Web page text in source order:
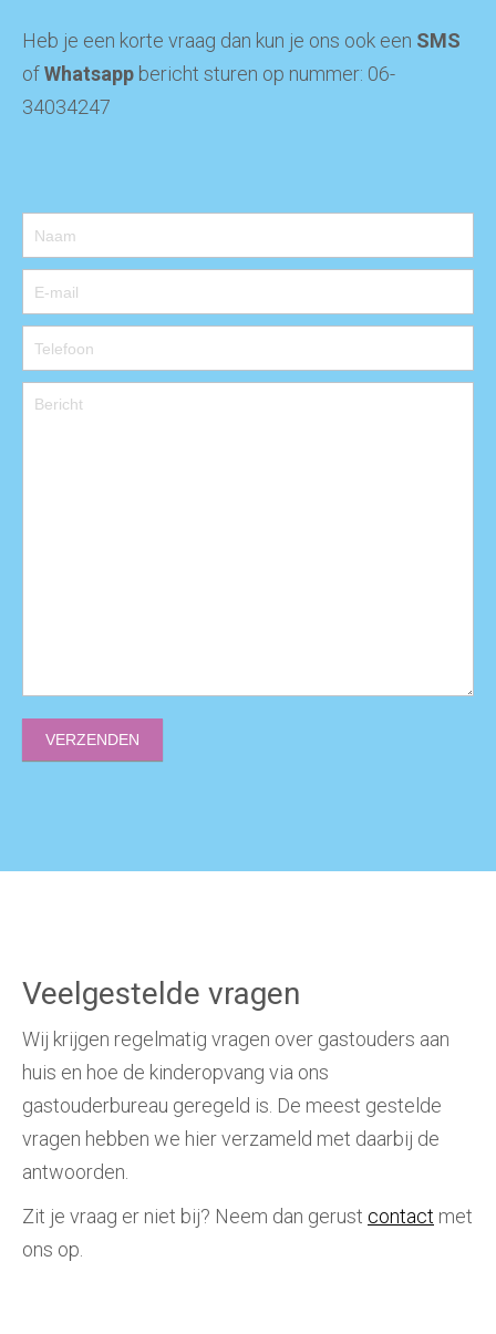
Heb je een korte vraag dan kun je ons ook een SMS
ofWhatsapp bericht sturen op nummer: 06-
34034247
Contact
VERZENDEN
Veelgestelde vragen
Wij krijgen regelmatig vragen over gastouders aan
huis en hoe de kinderopvang via ons
gastouderbureau geregeld is. De meest gestelde
vragen hebben we hier verzameld met daarbij de
antwoorden.
Zit je vraag er niet bij? Neem dan gerust contact met
ons op.